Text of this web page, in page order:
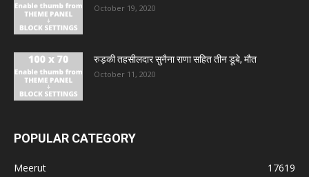
October 19, 2020
रुड़की तहसीलदार सुनैना राणा सहित तीन डूबे, मौत
October 11, 2020
POPULAR CATEGORY
Meerut 17619